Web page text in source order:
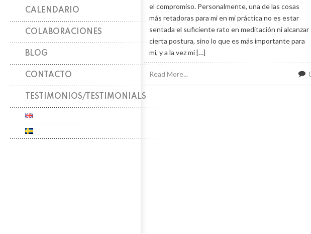
CALENDARIO
COLABORACIONES
BLOG
CONTACTO
TESTIMONIOS/TESTIMONIALS
el compromiso. Personalmente, una de las cosas
más retadoras para mi en mi práctica no es estar
sentada el suficiente rato en meditación ni alcanzar
cierta postura, sino lo que es más importante para
mi, y a la vez mi […]
Read More...